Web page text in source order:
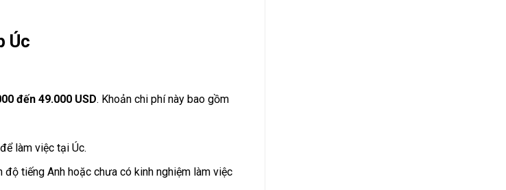
Úc
đến 49.000 USD. Khoản chi phí này bao gồm
làm việc tại Úc.
tiếng Anh hoặc chưa có kinh nghiệm làm việc